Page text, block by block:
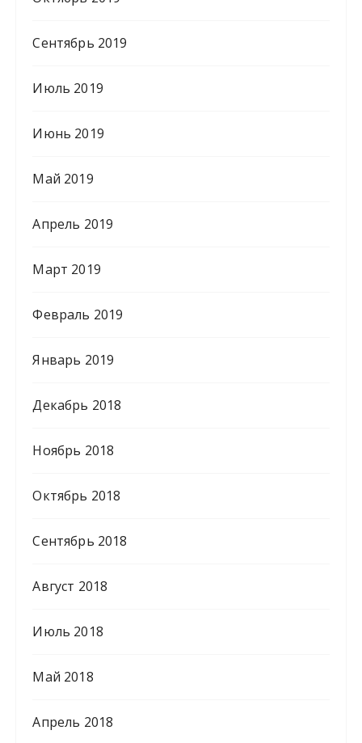
Сентябрь 2019
Июль 2019
Июнь 2019
Май 2019
Апрель 2019
Март 2019
Февраль 2019
Январь 2019
Декабрь 2018
Ноябрь 2018
Октябрь 2018
Сентябрь 2018
Август 2018
Июль 2018
Май 2018
Апрель 2018